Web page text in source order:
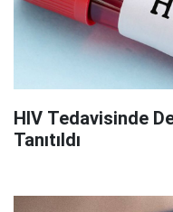
HIV Tedavisinde
Tanıtıldı